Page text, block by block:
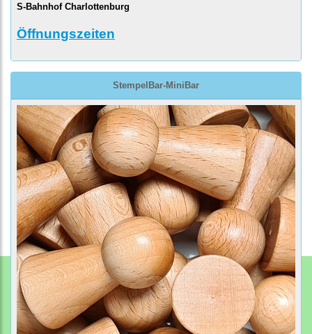
S-Bahnhof Charlottenburg
Öffnungszeiten
StempelBar-MiniBar